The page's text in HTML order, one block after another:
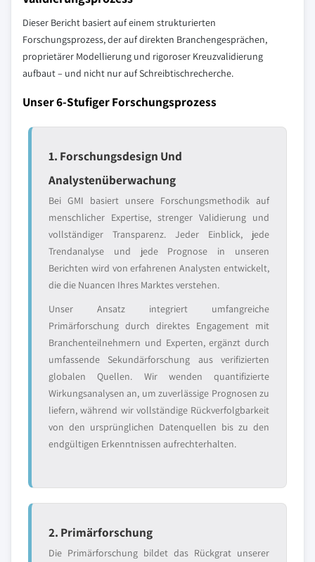
Dieser Bericht basiert auf einem strukturierten
Forschungsprozess, der auf direkten Branchengesprächen,
proprietärer Modellierung und rigoroser Kreuzvalidierung
aufbaut – und nicht nur auf Schreibtischrecherche.
Unser 6-Stufiger Forschungsprozess
1. Forschungsdesign Und
Analystenüberwachung
Bei GMI basiert unsere Forschungsmethodik auf
menschlicher Expertise, strenger Validierung und
vollständiger Transparenz. Jeder Einblick, jede
Trendanalyse und jede Prognose in unseren
Berichten wird von erfahrenen Analysten entwickelt,
die die Nuancen Ihres Marktes verstehen.
Unser Ansatz integriert umfangreiche
Primärforschung durch direktes Engagement mit
Branchenteilnehmern und Experten, ergänzt durch
umfassende Sekundärforschung aus verifizierten
globalen Quellen. Wir wenden quantifizierte
Wirkungsanalysen an, um zuverlässige Prognosen zu
liefern, während wir vollständige Rückverfolgbarkeit
von den ursprünglichen Datenquellen bis zu den
endgültigen Erkenntnissen aufrechterhalten.
2. Primärforschung
Die Primärforschung bildet das Rückgrat unserer